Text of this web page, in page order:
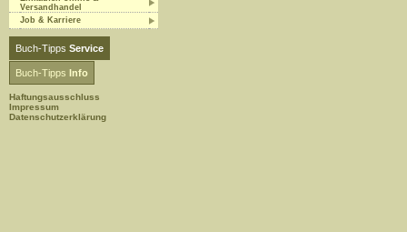
Versandhandel
Job & Karriere
Buch-Tipps Service
Buch-Tipps Info
Haftungsausschluss
Impressum
Datenschutzerklärung